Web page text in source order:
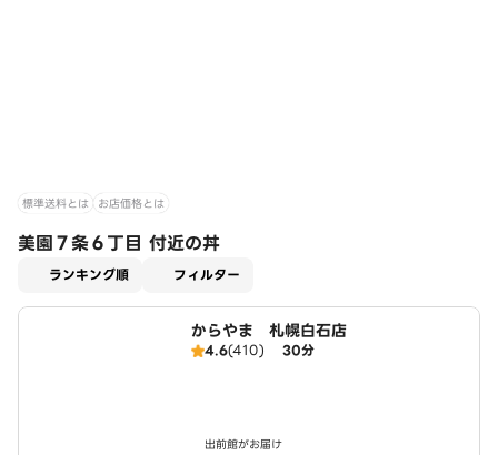
標準送料とは お店価格とは
美園７条６丁目 付近の丼
ランキング順 フィルター
からやま 札幌白石店
4.6(410) 30分
出前館がお届け